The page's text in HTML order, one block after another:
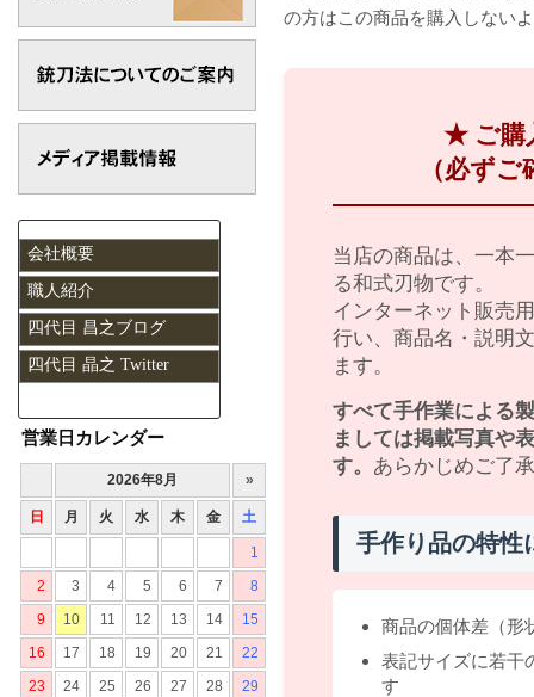
の方はこの商品を購入しない
★ ご購
（必ず
当店の商品は、一本
る和式刃物です。
インターネット販売
行い、商品名・説明
ます。
すべて手作業による
ましては掲載写真や
す。 あらかじめご了
手作り品の特性
商品の個体差（形
表記サイズに若干
す
会社概要
職人紹介
四代目 昌之ブログ
四代目 晶之 Twitter
営業日カレンダー